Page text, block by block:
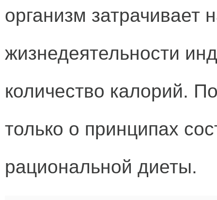
организм затрачивает
жизнедеятельности
количество калорий.
только о принципах
рациональной диеты.